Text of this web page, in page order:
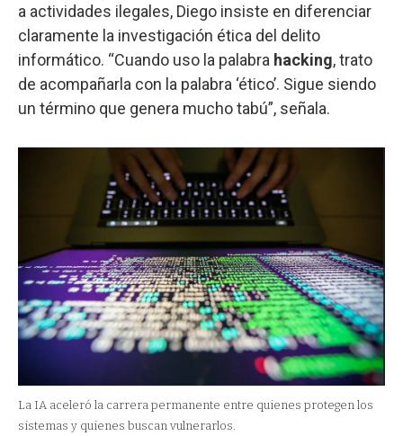
a actividades ilegales, Diego insiste en diferenciar
claramente la investigación ética del delito
informático. “Cuando uso la palabra hacking, trato
de acompañarla con la palabra ‘ético’. Sigue siendo
un término que genera mucho tabú”, señala.
La IA aceleró la carrera permanente entre quienes protegen los
sistemas y quienes buscan vulnerarlos.